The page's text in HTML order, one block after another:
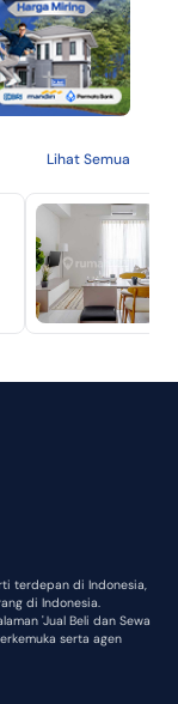
Lihat Semua
terdepan di Indonesia,
di Indonesia.
'Jual Beli dan Sewa
serta agen